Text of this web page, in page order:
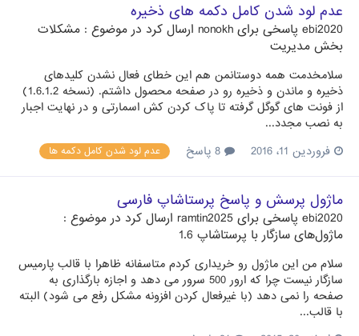
عدم لود شدن کامل دکمه های ذخیره
ebi2020 پاسخی برای nonokh ارسال کرد در موضوع : مشکلات
بخش مدیریت
سلامخدمت همه دوستانمن هم این خطای فعال نشدن کلیدهای
ذخیره و ماندن و ذخیره رو در صفحه محصول داشتم. (نسخه 1.6.1.2)
از فونت های گوگل گرفته تا پاک کردن کش اسمارتی و در نهایت اجبار
به نصب مجدد...
فروردین 11، 2016
عدم لود شدن کامل دکمه ها
ماژول پرسش و پاسخ پرستاشاپ فارسی
ebi2020 پاسخی برای ramtin2025 ارسال کرد در موضوع :
ماژول‌های سازگار با پرستاشاپ 1.6
سلام من این ماژول رو خریداری کردم متاسفانه ظاهرا با قالب پارمیس
سازگار نیست چرا که ارور 500 سرور می دهد و اجازه بارگذاری به
صفحه را نمی دهد (با غیرفعال کردن افزونه مشکل رفع می شود) البته
با قالب...